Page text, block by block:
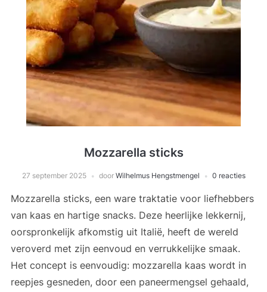
Mozzarella sticks
27 september 2025 door Wilhelmus Hengstmengel 0 reacties
Mozzarella sticks, een ware traktatie voor liefhebbers
van kaas en hartige snacks. Deze heerlijke lekkernij,
oorspronkelijk afkomstig uit Italië, heeft de wereld
veroverd met zijn eenvoud en verrukkelijke smaak.
Het concept is eenvoudig: mozzarella kaas wordt in
reepjes gesneden, door een paneermengsel gehaald,